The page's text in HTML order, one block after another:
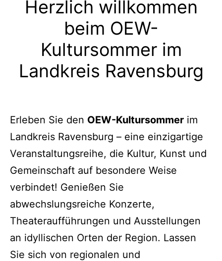
Herzlich willkommen
beim OEW-
Kultursommer im
Landkreis Ravensburg
Erleben Sie den OEW-Kultursommer im
Landkreis Ravensburg – eine einzigartige
Veranstaltungsreihe, die Kultur, Kunst und
Gemeinschaft auf besondere Weise
verbindet! Genießen Sie
abwechslungsreiche Konzerte,
Theateraufführungen und Ausstellungen
an idyllischen Orten der Region. Lassen
Sie sich von regionalen und